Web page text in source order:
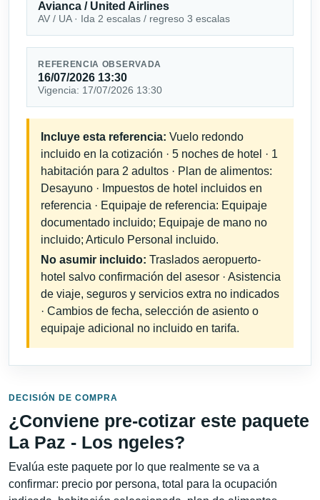
Avianca / United Airlines
AV / UA · Ida 2 escalas / regreso 3 escalas
REFERENCIA OBSERVADA
16/07/2026 13:30
Vigencia: 17/07/2026 13:30
Incluye esta referencia: Vuelo redondo
incluido en la cotización · 5 noches de hotel · 1
habitación para 2 adultos · Plan de alimentos:
Desayuno · Impuestos de hotel incluidos en
referencia · Equipaje de referencia: Equipaje
documentado incluido; Equipaje de mano no
incluido; Articulo Personal incluido.
No asumir incluido: Traslados aeropuerto-
hotel salvo confirmación del asesor · Asistencia
de viaje, seguros y servicios extra no indicados
· Cambios de fecha, selección de asiento o
equipaje adicional no incluido en tarifa.
DECISIÓN DE COMPRA
¿Conviene pre-cotizar este paquete
La Paz - Los ngeles?
Evalúa este paquete por lo que realmente se va a
confirmar: precio por persona, total para la ocupación